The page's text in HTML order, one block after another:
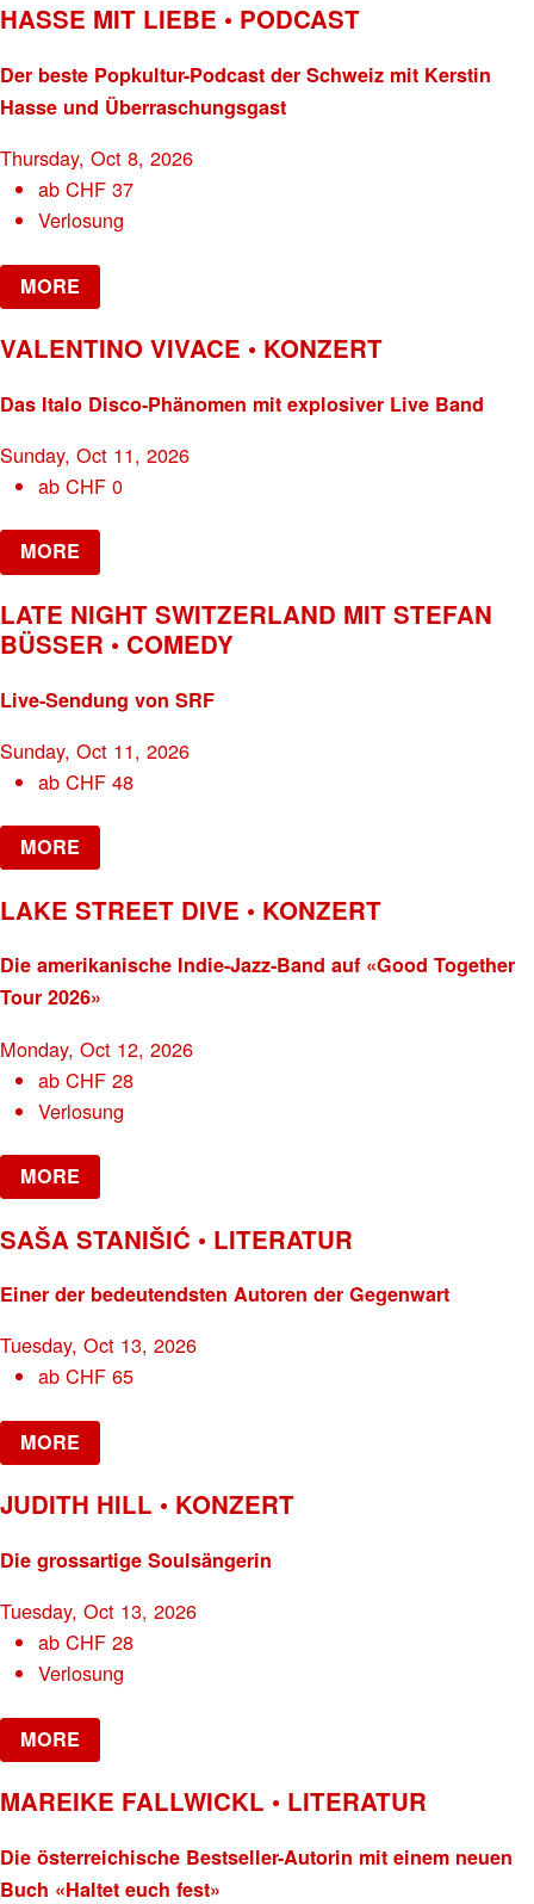
HASSE MIT LIEBE • PODCAST
Der beste Popkultur-Podcast der Schweiz mit Kerstin
Hasse und Überraschungsgast
Thursday, Oct 8, 2026
abCHF 37
Verlosung
MORE
VALENTINO VIVACE • KONZERT
Das Italo Disco-Phänomen mit explosiver Live Band
Sunday, Oct 11, 2026
abCHF 0
MORE
LATE NIGHT SWITZERLAND MIT STEFAN
BÜSSER • COMEDY
Live-Sendung von SRF
Sunday, Oct 11, 2026
abCHF 48
MORE
LAKE STREET DIVE • KONZERT
Die amerikanische Indie-Jazz-Band auf «Good Together
Tour 2026»
Monday, Oct 12, 2026
abCHF 28
Verlosung
MORE
SAŠA STANIŠIĆ • LITERATUR
Einer der bedeutendsten Autoren der Gegenwart
Tuesday, Oct 13, 2026
abCHF 65
MORE
JUDITH HILL • KONZERT
Die grossartige Soulsängerin
Tuesday, Oct 13, 2026
abCHF 28
Verlosung
MORE
MAREIKE FALLWICKL • LITERATUR
Die österreichische Bestseller-Autorin mit einem neuen
Buch «Haltet euch fest»